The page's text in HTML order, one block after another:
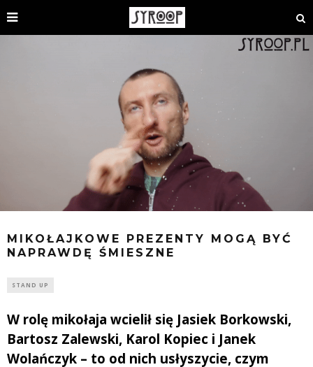
MIKOŁAJKOWE PREZENTY MOGĄ BYĆ
NAPRAWDĘ ŚMIESZNE
STAND UP
W rolę mikołaja wcielił się Jasiek Borkowski,
Bartosz Zalewski, Karol Kopiec i Janek
Wolańczyk – to od nich usłyszycie, czym